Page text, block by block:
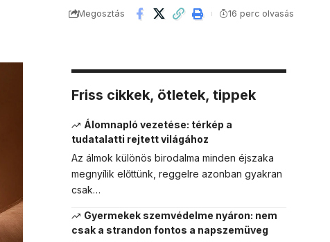
Megosztás 16 perc olvasás
Friss cikkek, ötletek, tippek
Álomnapló vezetése: térkép a
tudatalatti rejtett világához
Az álmok különös birodalma minden éjszaka
megnyílik előttünk, reggelre azonban gyakran
csak…
Gyermekek szemvédelme nyáron: nem
csak a strandon fontos a napszemüveg